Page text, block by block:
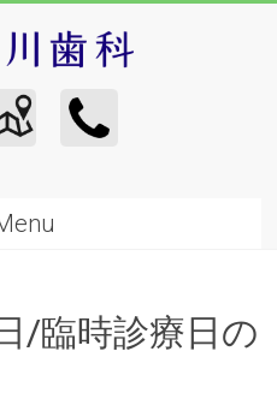
/臨時診療日の